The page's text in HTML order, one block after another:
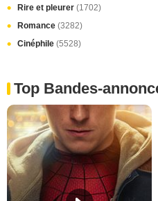
Rire et pleurer (1702)
Romance (3282)
Cinéphile (5528)
Top Bandes-